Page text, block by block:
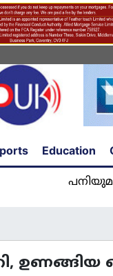
Education
പനിയുമായി
ഉണങ്ങിയ